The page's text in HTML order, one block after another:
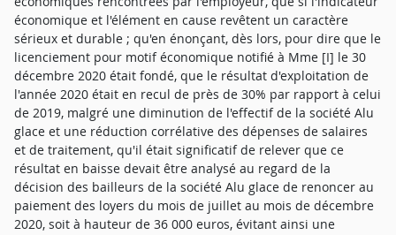
économique et l'élément en cause revêtent un caractère
sérieux et durable ; qu'en énonçant, dès lors, pour dire que le
licenciement pour motif économique notifié à Mme [I] le 30
décembre 2020 était fondé, que le résultat d'exploitation de
l'année 2020 était en recul de près de 30% par rapport à celui
de 2019, malgré une diminution de l'effectif de la société Alu
glace et une réduction corrélative des dépenses de salaires
et de traitement, qu'il était significatif de relever que ce
résultat en baisse devait être analysé au regard de la
décision des bailleurs de la société Alu glace de renoncer au
paiement des loyers du mois de juillet au mois de décembre
2020, soit à hauteur de 36 000 euros, évitant ainsi une